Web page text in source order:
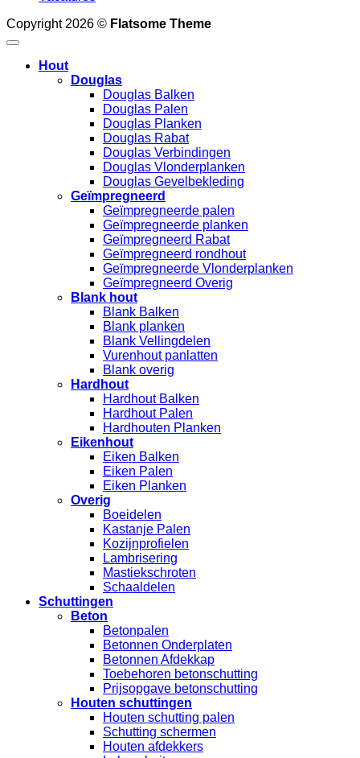
Copyright 2026 © Flatsome Theme
Hout
Douglas
Douglas Balken
Douglas Palen
Douglas Planken
Douglas Rabat
Douglas Verbindingen
Douglas Vlonderplanken
Douglas Gevelbekleding
Geïmpregneerd
Geïmpregneerde palen
Geïmpregneerde planken
Geïmpregneerd Rabat
Geïmpregneerd rondhout
Geïmpregneerde Vlonderplanken
Geïmpregneerd Overig
Blank hout
Blank Balken
Blank planken
Blank Vellingdelen
Vurenhout panlatten
Blank overig
Hardhout
Hardhout Balken
Hardhout Palen
Hardhouten Planken
Eikenhout
Eiken Balken
Eiken Palen
Eiken Planken
Overig
Boeidelen
Kastanje Palen
Kozijnprofielen
Lambrisering
Mastiekschroten
Schaaldelen
Schuttingen
Beton
Betonpalen
Betonnen Onderplaten
Betonnen Afdekkap
Toebehoren betonschutting
Prijsopgave betonschutting
Houten schuttingen
Houten schutting palen
Schutting schermen
Houten afdekkers